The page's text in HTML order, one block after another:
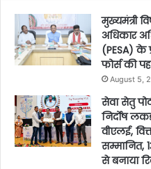
मुख्यमंत्री
अधिकार
(PESA) के
फोर्स की
August 5,
सेवा सेतु
निर्दोष
वीएलई,
सम्मानित,
से बनाया